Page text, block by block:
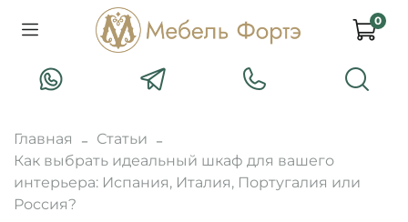
0
Главная
Статьи
Как выбрать идеальный шкаф для вашего
интерьера: Испания, Италия, Португалия или
Россия?